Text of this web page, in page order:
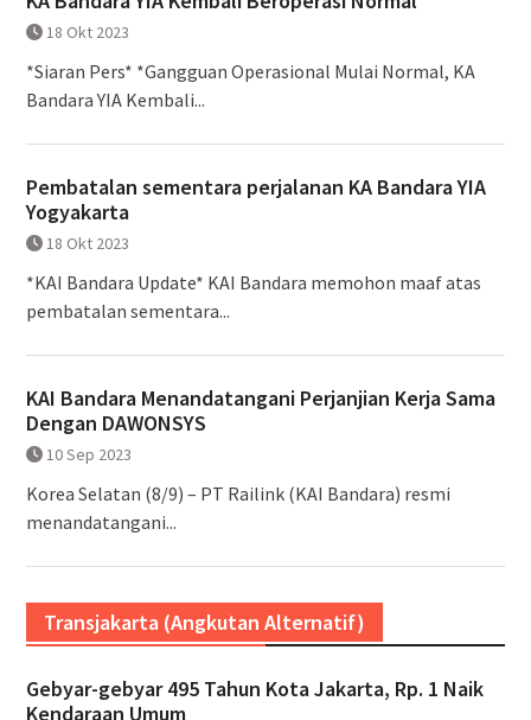
18 Okt 2023
*Siaran Pers* *Gangguan Operasional Mulai Normal, KA
Bandara YIA Kembali...
Pembatalan sementara perjalanan KA Bandara YIA
Yogyakarta
18 Okt 2023
*KAI Bandara Update* KAI Bandara memohon maaf atas
pembatalan sementara...
KAI Bandara Menandatangani Perjanjian Kerja Sama
Dengan DAWONSYS
10 Sep 2023
Korea Selatan (8/9) – PT Railink (KAI Bandara) resmi
menandatangani...
Transjakarta (Angkutan Alternatif)
Gebyar-gebyar 495 Tahun Kota Jakarta, Rp. 1 Naik
Kendaraan Umum